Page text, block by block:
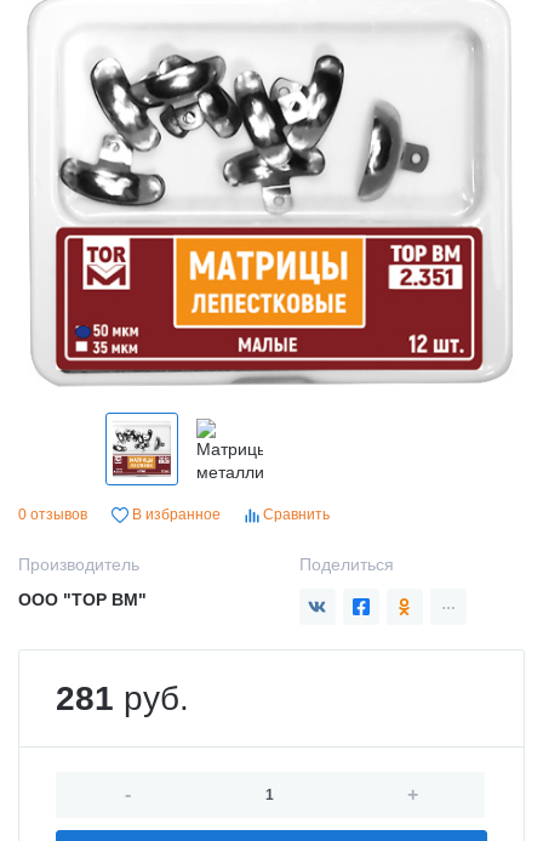
0 отзывов В избранное Сравнить
Производитель
ООО "ТОР ВМ"
Поделиться
281 руб.
- +